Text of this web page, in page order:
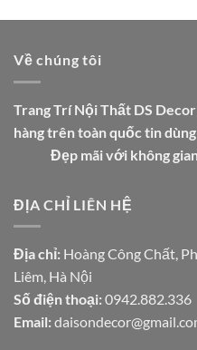
Về chúng tôi
Trang Trí Nội Thất DS
hàng trên toàn quốc tin
Đẹp mãi với
ĐỊA CHỈ LIÊN HỆ
Địa chỉ: Hoàng Công Chất,
Liêm, Hà Nội
Số điện thoại: 0942.882.336
Email: